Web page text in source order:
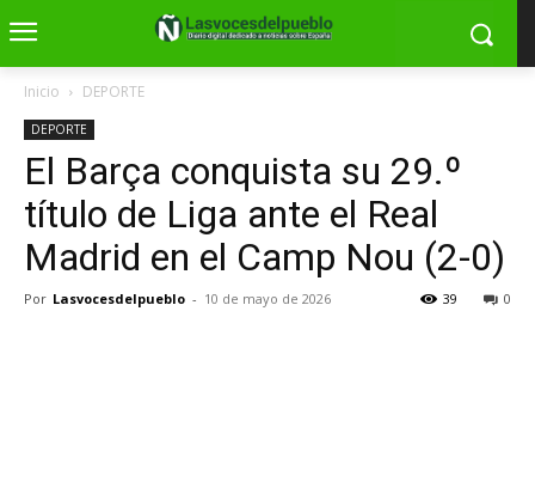
Inicio DEPORTE
DEPORTE
El Barça conquista su 29.º
título de Liga ante el Real
Madrid en el Camp Nou (2-0)
Por Lasvocesdelpueblo - 10 de mayo de 2026 0
39